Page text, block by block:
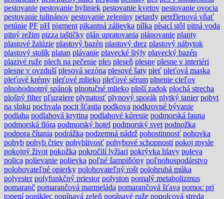
pestovanie pestovanie byliniek pestovanie kvetov pestovanie ovocia
pestovanie tulipánov pestovanie zeleniny petardy petržlenová vňať
petúnie PF pH pigment pikantná zálievka pílka písací stôl pitná voda
pitný režim pizza taštičky plán upratovania plánovanie planty
plastové žalúzie plastový bazén plastový drez plastový nábytok
plastový stolík platan plávanie plavecké štýly plavecký bazén
plazivé ruže plech na pečenie ples pleseň plesne plesne v interiéri
plesne v ovzduší plesová sezóna plesové šaty pleť pleťová maska
pleťové krémy pleťové mlieko pleťové sérum plnenie cieľov
plnohodnotný spánok plnotučné mlieko plnší zadok plochá strecha
plošný filter pľuzgiere plynatosť plynový sporák plytký tanier pobyt
na slnku pochvala pocit šťastia podkova podkrovné bývanie
podlaha podlahová krytina podlahové kúrenie podmorská fauna
podmorská flóra podmorský hotel podmorský svet podnožka
podpora čítania podrážka podzemná nádrž pohostinnosť pohovka
pohyb pohyb čriev pohyblivosť pohybové schopnosti pokoj mysle
pokojný život pokožka pokročilí lyžiari pokrývka hlavy poleva
polica polievanie polievka poľné šampiňóny poľnohospodárstvo
polohovateľné opierky polohovateľný rošt polohrubá múka
polyester polyfunkčný priestor polyston pomalý metabolizmus
pomaranč pomarančová marmeláda pomarančová šťava pomoc pri
topení poniklec popínavá zeleň popínavé ruže popolcová streda